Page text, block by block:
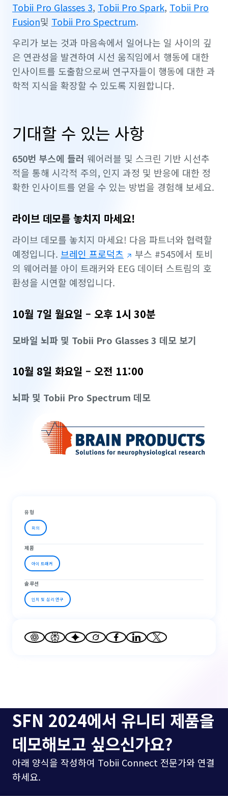
Tobii Pro Glasses 3, Tobii Pro Spark, Tobii Pro
Fusion및 Tobii Pro Spectrum.
우리가 보는 것과 마음속에서 일어나는 일 사이의 깊
은 연관성을 발견하여 시선 움직임에서 행동에 대한
인사이트를 도출함으로써 연구자들이 행동에 대한 과
학적 지식을 확장할 수 있도록 지원합니다.
기대할 수 있는 사항
650번 부스에 들러 웨어러블 및 스크린 기반 시선추
적을 통해 시각적 주의, 인지 과정 및 반응에 대한 정
확한 인사이트를 얻을 수 있는 방법을 경험해 보세요.
라이브 데모를 놓치지 마세요!
라이브 데모를 놓치지 마세요! 다음 파트너와 협력할
예정입니다. 브레인 프로덕츠
부스 #545에서 토비
의 웨어러블 아이 트래커와 EEG 데이터 스트림의 호
환성을 시연할 예정입니다.
10월 7일 월요일 – 오후 1시 30분
모바일 뇌파 및 Tobii Pro Glasses 3 데모 보기
10월 8일 화요일 – 오전 11:00
뇌파 및 Tobii Pro Spectrum 데모
유형
회의
제품
아이 트래커
솔루션
인지 및 심리 연구
SFN 2024에서 유니티 제품을
데모해보고 싶으신가요?
아래 양식을 작성하여 Tobii Connect 전문가와 연결
하세요.